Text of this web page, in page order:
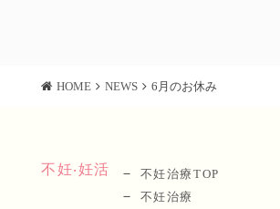
HOME NEWS 6月のお休み
不妊‧妊活
不妊治療TOP
不妊治療